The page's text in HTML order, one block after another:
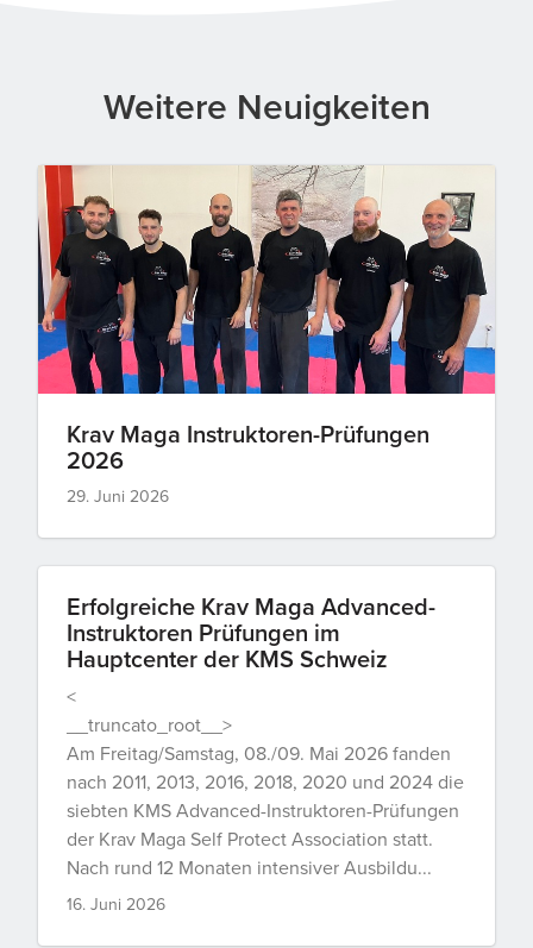
Weitere Neuigkeiten
Krav Maga Instruktoren-Prüfungen
2026
29. Juni 2026
Erfolgreiche Krav Maga Advanced-
Instruktoren Prüfungen im
Hauptcenter der KMS Schweiz
<
__truncato_root__>
Am Freitag/Samstag, 08./09. Mai 2026 fanden
nach 2011, 2013, 2016, 2018, 2020 und 2024 die
siebten KMS Advanced-Instruktoren-Prüfungen
der Krav Maga Self Protect Association statt.
Nach rund 12 Monaten intensiver Ausbildu...
16. Juni 2026